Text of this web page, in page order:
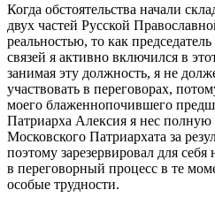
Когда обстоятельства начали
двух частей Русской
реальностью, то как
связей я активно включился в
занимая эту должность, я не
участвовать в переговорах,
моего блаженнопочившего
Патриарха Алексия я нес полную
Московского Патриархата за
поэтому зарезервировал для
в переговорный процесс в те
особые трудности.